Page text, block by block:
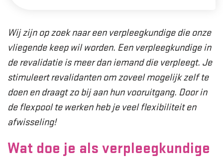
Wij zijn op zoek naar een verpleegkundige die onze
vliegende keep wil worden. Een verpleegkundige in
de revalidatie is meer dan iemand die verpleegt. Je
stimuleert revalidanten om zoveel mogelijk zelf te
doen en draagt zo bij aan hun vooruitgang. Door in
de flexpool te werken heb je veel flexibiliteit en
afwisseling!
Wat doe je als verpleegkundige